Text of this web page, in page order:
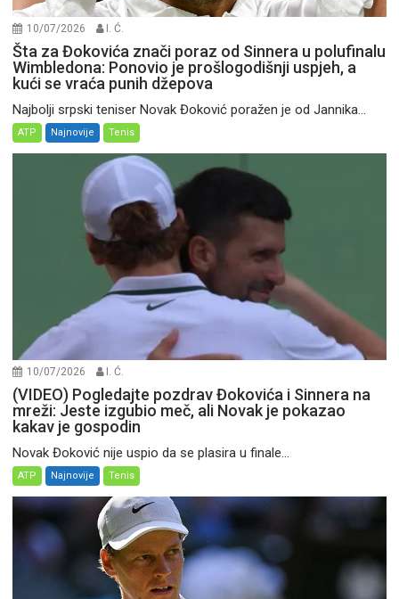
10/07/2026 I. Ć.
Šta za Đokovića znači poraz od Sinnera u polufinalu
Wimbledona: Ponovio je prošlogodišnji uspjeh, a
kući se vraća punih džepova
Najbolji srpski teniser Novak Đoković poražen je od Jannika...
ATP Najnovije Tenis
10/07/2026 I. Ć.
(VIDEO) Pogledajte pozdrav Đokovića i Sinnera na
mreži: Jeste izgubio meč, ali Novak je pokazao
kakav je gospodin
Novak Đoković nije uspio da se plasira u finale...
ATP Najnovije Tenis